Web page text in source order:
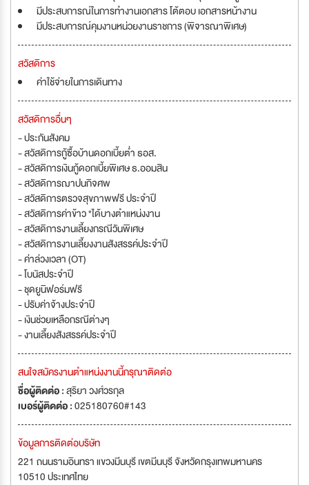
มีประสบการณ์ในการทำงานเอกสาร โต้ตอบ เอกสารหน้างาน
มีประสบการณ์คุมงานหน่วยงานราชการ (พิจารณาพิเศษ)
สวัสดิการ
ค่าใช้จ่ายในการเดินทาง
สวัสดิการอื่นๆ
- ประกันสังคม
- สวัสดิการกู้ซื้อบ้านดอกเบี้ยต่ำ ธอส.
- สวัสดิการเงินกู้ดอกเบี้ยพิเศษ ธ.ออมสิน
- สวัสดิการฌาปนกิจศพ
- สวัสดิการตรวจสุขภาพฟรี ประจำปี
- สวัสดิการค่าข้าว *ได้บางตำแหน่งงาน
- สวัสดิการงานเลี้ยงกรณีวันพิเศษ
- สวัสดิการงานเลี้ยงงานสังสรรค์ประจำปี
- ค่าล่วงเวลา (OT)
- โบนัสประจำปี
- ชุดยูนิฟอร์มฟรี
- ปรับค่าจ้างประจำปี
- เงินช่วยเหลือกรณีต่างๆ
- งานเลี้ยงสังสรรค์ประจำปี
สนใจสมัครงานตำแหน่งงานนี้กรุณาติดต่อ
ชื่อผู้ติดต่อ :สุริยา วงศ์วรกุล
เบอร์ผู้ติดต่อ :025180760#143
ข้อมูลการติดต่อบริษัท
221 ถนนรามอินทรา แขวงมีนบุรี เขตมีนบุรี จังหวัดกรุงเทพมหานคร
10510 ประเทศไทย